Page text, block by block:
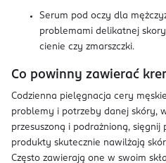
Serum pod oczy dla
problemami delikatnej
cienie czy zmarszczki.
Co powinny zawierać
Codzienna pielęgnacja cery
problemy i potrzeby danej skóry,
przesuszoną i podrażnioną, sięgnij
produkty skutecznie nawilżają
Często zawierają one w swoim